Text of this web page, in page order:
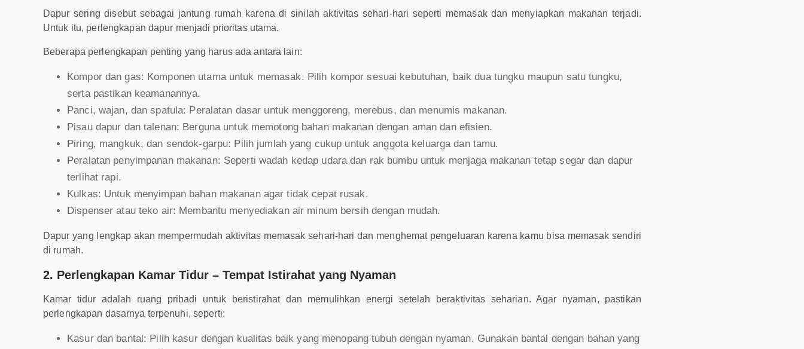
Dapur sering disebut sebagai jantung rumah karena di sinilah aktivitas sehari-hari seperti memasak dan menyiapkan makanan terjadi.
Untuk itu, perlengkapan dapur menjadi prioritas utama.
Beberapa perlengkapan penting yang harus ada antara lain:
Kompor dan gas: Komponen utama untuk memasak. Pilih kompor sesuai kebutuhan, baik dua tungku maupun satu tungku,
serta pastikan keamanannya.
Panci, wajan, dan spatula: Peralatan dasar untuk menggoreng, merebus, dan menumis makanan.
Pisau dapur dan talenan: Berguna untuk memotong bahan makanan dengan aman dan efisien.
Piring, mangkuk, dan sendok-garpu: Pilih jumlah yang cukup untuk anggota keluarga dan tamu.
Peralatan penyimpanan makanan: Seperti wadah kedap udara dan rak bumbu untuk menjaga makanan tetap segar dan dapur
terlihat rapi.
Kulkas: Untuk menyimpan bahan makanan agar tidak cepat rusak.
Dispenser atau teko air: Membantu menyediakan air minum bersih dengan mudah.
Dapur yang lengkap akan mempermudah aktivitas memasak sehari-hari dan menghemat pengeluaran karena kamu bisa memasak sendiri
di rumah.
2. Perlengkapan Kamar Tidur – Tempat Istirahat yang Nyaman
Kamar tidur adalah ruang pribadi untuk beristirahat dan memulihkan energi setelah beraktivitas seharian. Agar nyaman, pastikan
perlengkapan dasarnya terpenuhi, seperti:
Kasur dan bantal: Pilih kasur dengan kualitas baik yang menopang tubuh dengan nyaman. Gunakan bantal dengan bahan yang